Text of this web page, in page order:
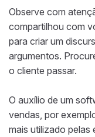
Observe com
compartilhou com
para criar um
argumentos.
o cliente passar.
O auxílio de um
vendas, por
mais utilizado pelas